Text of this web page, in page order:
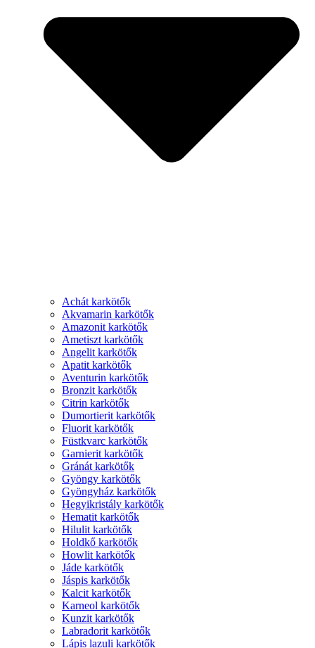
Achát karkötők
Akvamarin karkötők
Amazonit karkötők
Ametiszt karkötők
Angelit karkötők
Apatit karkötők
Aventurin karkötők
Bronzit karkötők
Citrin karkötők
Dumortierit karkötők
Fluorit karkötők
Füstkvarc karkötők
Garnierit karkötők
Gránát karkötők
Gyöngy karkötők
Gyöngyház karkötők
Hegyikristály karkötők
Hematit karkötők
Hilulit karkötők
Holdkő karkötők
Howlit karkötők
Jáde karkötők
Jáspis karkötők
Kalcit karkötők
Karneol karkötők
Kunzit karkötők
Labradorit karkötők
Lápis lazuli karkötők